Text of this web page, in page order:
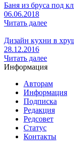
Баня из бруса под
06.06.2018
Читать далее
Дизайн кухни в
28.12.2016
Читать далее
Информация
Авторам
Информация
Подписка
Редакция
Редсовет
Статус
Контакты